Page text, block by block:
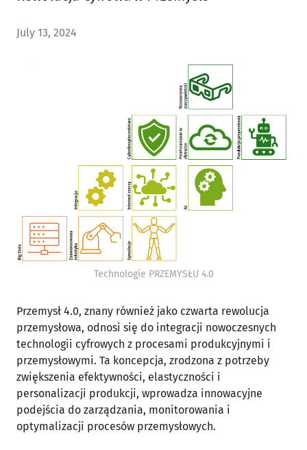
July 13, 2024
Technologie PRZEMYSŁU 4.0
Przemysł 4.0, znany również jako czwarta rewolucja
przemysłowa, odnosi się do integracji nowoczesnych
technologii cyfrowych z procesami produkcyjnymi i
przemysłowymi. Ta koncepcja, zrodzona z potrzeby
zwiększenia efektywności, elastyczności i
personalizacji produkcji, wprowadza innowacyjne
podejścia do zarządzania, monitorowania i
optymalizacji procesów przemysłowych.